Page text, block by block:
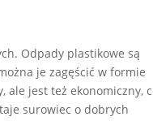
Odpady plastikowe są
je zagęścić w formie
ale jest też ekonomiczny,
surowiec o dobrych